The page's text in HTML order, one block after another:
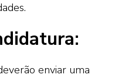
enviar uma